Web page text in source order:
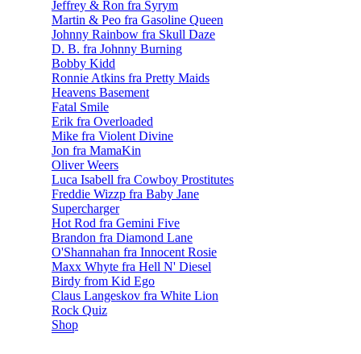
Jeffrey & Ron fra Syrym
Martin & Peo fra Gasoline Queen
Johnny Rainbow fra Skull Daze
D. B. fra Johnny Burning
Bobby Kidd
Ronnie Atkins fra Pretty Maids
Heavens Basement
Fatal Smile
Erik fra Overloaded
Mike fra Violent Divine
Jon fra MamaKin
Oliver Weers
Luca Isabell fra Cowboy Prostitutes
Freddie Wizzp fra Baby Jane
Supercharger
Hot Rod fra Gemini Five
Brandon fra Diamond Lane
O'Shannahan fra Innocent Rosie
Maxx Whyte fra Hell N' Diesel
Birdy from Kid Ego
Claus Langeskov fra White Lion
Rock Quiz
Shop